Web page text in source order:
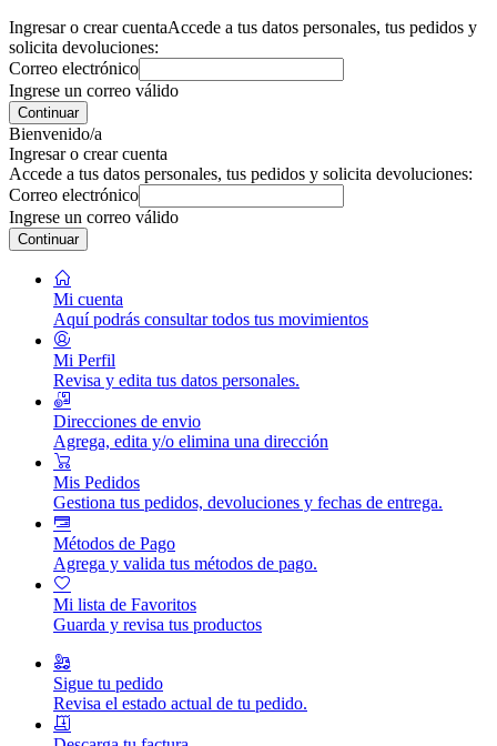
Ingresar o crear cuentaAccede a tus datos personales, tus pedidos y
solicita devoluciones:
Correo electrónico
Ingrese un correo válido
Continuar
Bienvenido/a
Ingresar o crear cuenta
Accede a tus datos personales, tus pedidos y solicita devoluciones:
Correo electrónico
Ingrese un correo válido
Continuar
Mi cuenta
Aquí podrás consultar todos tus movimientos
Mi Perfil
Revisa y edita tus datos personales.
Direcciones de envio
Agrega, edita y/o elimina una dirección
Mis Pedidos
Gestiona tus pedidos, devoluciones y fechas de entrega.
Métodos de Pago
Agrega y valida tus métodos de pago.
Mi lista de Favoritos
Guarda y revisa tus productos
Sigue tu pedido
Revisa el estado actual de tu pedido.